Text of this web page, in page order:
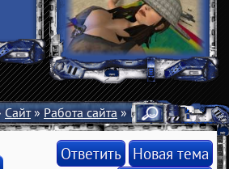
Сайт»Работа сайта» Новогодние
Ответить Новая тема